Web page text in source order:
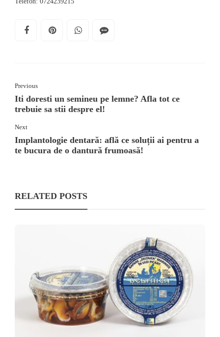
Previous
Iti doresti un semineu pe lemne? Afla tot ce
trebuie sa stii despre el!
Next
Implantologie dentară: află ce soluții ai pentru a
te bucura de o dantură frumoasă!
RELATED POSTS